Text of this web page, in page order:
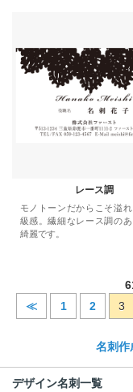
レース調
モノトーンだからこそ溢
級感。繊細なレース調の
綺麗です。
≪
1 2 3
名刺作
デザイン名刺一覧